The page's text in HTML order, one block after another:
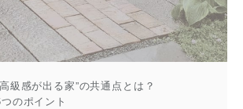
級感が出る家”の共通点とは？
のポイント